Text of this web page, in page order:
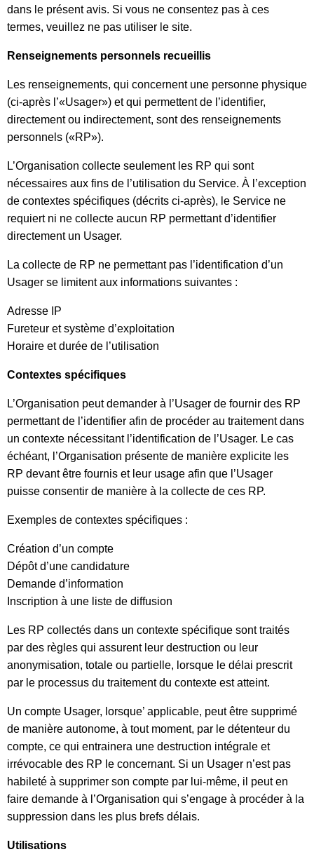
dans le présent avis. Si vous ne consentez pas à ces
termes, veuillez ne pas utiliser le site.
Renseignements personnels recueillis
Les renseignements, qui concernent une personne physique
(ci-après l’«Usager») et qui permettent de l’identifier,
directement ou indirectement, sont des renseignements
personnels («RP»).
L’Organisation collecte seulement les RP qui sont
nécessaires aux fins de l’utilisation du Service. À l’exception
de contextes spécifiques (décrits ci-après), le Service ne
requiert ni ne collecte aucun RP permettant d’identifier
directement un Usager.
La collecte de RP ne permettant pas l’identification d’un
Usager se limitent aux informations suivantes :
Adresse IP
Fureteur et système d’exploitation
Horaire et durée de l’utilisation
Contextes spécifiques
L’Organisation peut demander à l’Usager de fournir des RP
permettant de l’identifier afin de procéder au traitement dans
un contexte nécessitant l’identification de l’Usager. Le cas
échéant, l’Organisation présente de manière explicite les
RP devant être fournis et leur usage afin que l’Usager
puisse consentir de manière à la collecte de ces RP.
Exemples de contextes spécifiques :
Création d’un compte
Dépôt d’une candidature
Demande d’information
Inscription à une liste de diffusion
Les RP collectés dans un contexte spécifique sont traités
par des règles qui assurent leur destruction ou leur
anonymisation, totale ou partielle, lorsque le délai prescrit
par le processus du traitement du contexte est atteint.
Un compte Usager, lorsque’ applicable, peut être supprimé
de manière autonome, à tout moment, par le détenteur du
compte, ce qui entrainera une destruction intégrale et
irrévocable des RP le concernant. Si un Usager n’est pas
habileté à supprimer son compte par lui-même, il peut en
faire demande à l’Organisation qui s’engage à procéder à la
suppression dans les plus brefs délais.
Utilisations